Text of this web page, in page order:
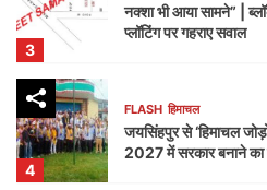
3
नक्शा भी आया सामने” |
प्लॉटिंग पर गहराए सवाल
4
FLASH हिमाचल
जयसिंहपुर से ‘हिमाचल
2027 में सरकार बनाने का